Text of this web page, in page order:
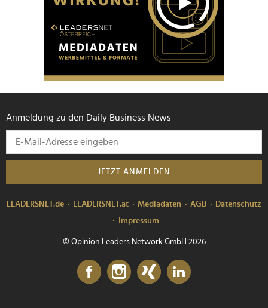
Anmeldung zu den Daily Business News
JETZT ANMELDEN
LEADERSNET.de LEADERSNET.at Mediadaten AGB
Datenschutz
Impressum
© Opinion Leaders Network GmbH 2026